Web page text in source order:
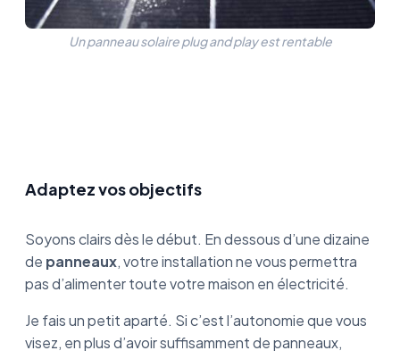
Un panneau solaire plug and play est rentable
Adaptez vos objectifs
Soyons clairs dès le début. En dessous d’une dizaine
de panneaux, votre installation ne vous permettra
pas d’alimenter toute votre maison en électricité.
Je fais un petit aparté. Si c’est l’autonomie que vous
visez, en plus d’avoir suffisamment de panneaux,